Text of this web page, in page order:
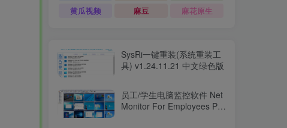
黄瓜视频
麻豆 麻花原生
SysRi一键重装(系统重装工
具) v1.24.11.21 中文绿色版
员工/学生电脑监控软件 Net
Monitor For Employees Pro